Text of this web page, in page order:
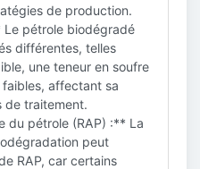
de production.
pétrole biodégradé
différentes, telles
une teneur en soufre
affectant sa
de traitement.
du pétrole (RAP) :** La
peut
RAP, car certains